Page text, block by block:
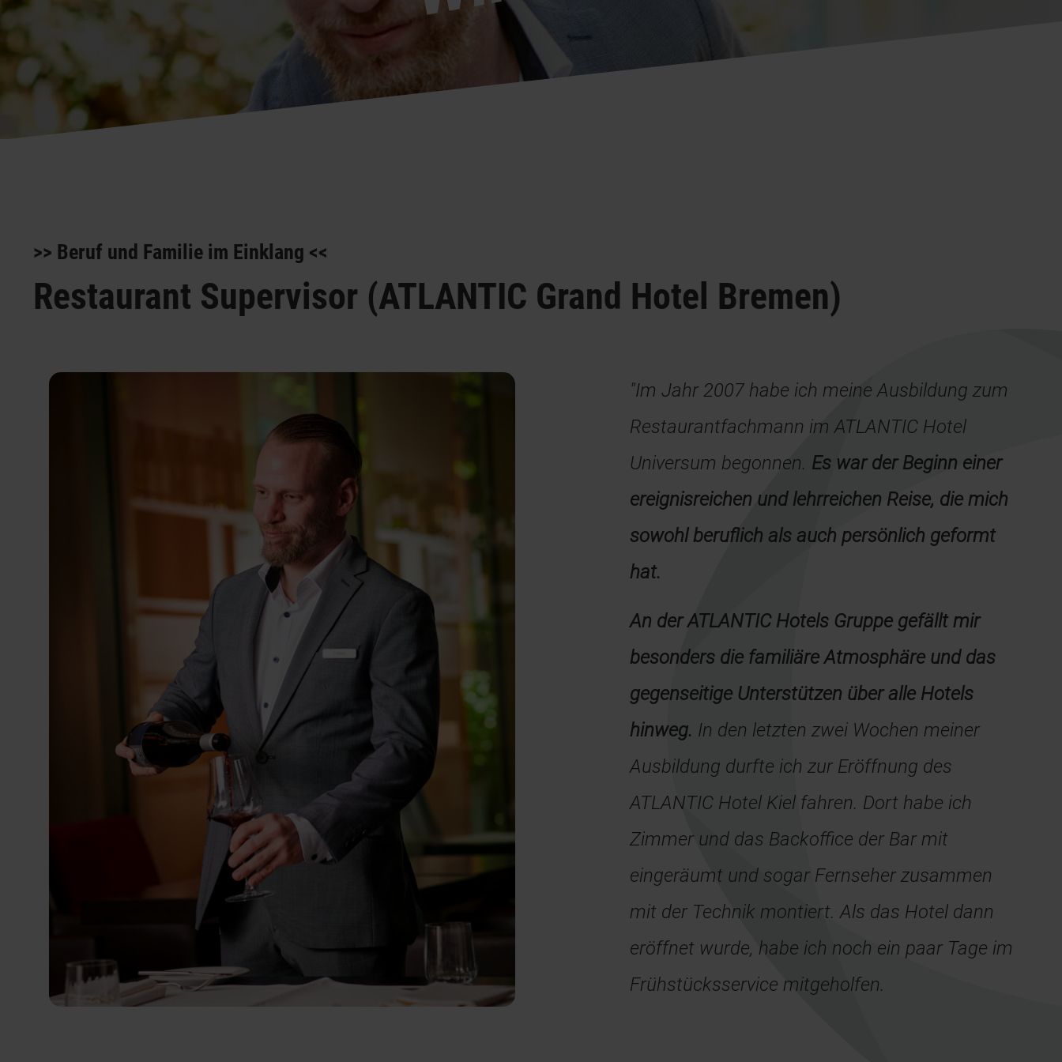
>> Beruf und Familie im Einklang <<
Restaurant Supervisor (ATLANTIC Grand Hotel Bremen)
"Im Jahr 2007 habe ich meine Ausbildung zum
Restaurantfachmann im ATLANTIC Hotel
Universum begonnen. Es war der Beginn einer
ereignisreichen und lehrreichen Reise, die mich
sowohl beruflich als auch persönlich geformt
hat.
An der ATLANTIC Hotels Gruppe gefällt mir
besonders die familiäre Atmosphäre und das
gegenseitige Unterstützen über alle Hotels
hinweg. In den letzten zwei Wochen meiner
Ausbildung durfte ich zur Eröffnung des
ATLANTIC Hotel Kiel fahren. Dort habe ich
Zimmer und das Backoffice der Bar mit
eingeräumt und sogar Fernseher zusammen
mit der Technik montiert. Als das Hotel dann
eröffnet wurde, habe ich noch ein paar Tage im
Frühstücksservice mitgeholfen.